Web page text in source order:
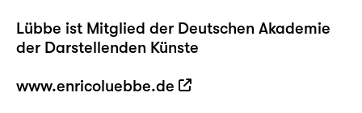
Lübbe ist Mitglied der Deutschen Akademie
der Darstellenden Künste
www.enricoluebbe.de